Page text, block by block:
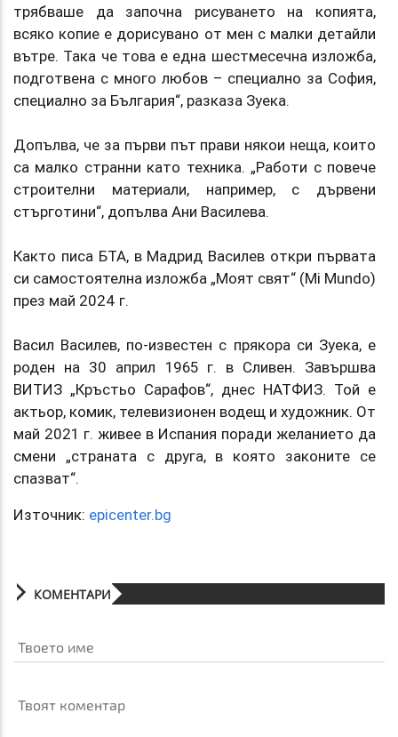
трябваше да започна рисуването на копията,
всяко копие е дорисувано от мен с малки детайли
вътре. Така че това е една шестмесечна изложба,
подготвена с много любов – специално за София,
специално за България“, разказа Зуека.
Допълва, че за първи път прави някои неща, които
са малко странни като техника. „Работи с повече
строителни материали, например, с дървени
стърготини“, допълва Ани Василева.
Както писа БТА, в Мадрид Василев откри първата
си самостоятелна изложба „Моят свят“ (Mi Mundo)
през май 2024 г.
Васил Василев, по-известен с прякора си Зуека, е
роден на 30 април 1965 г. в Сливен. Завършва
ВИТИЗ „Кръстьо Сарафов“, днес НАТФИЗ. Той е
актьор, комик, телевизионен водещ и художник. От
май 2021 г. живее в Испания поради желанието да
смени „страната с друга, в която законите се
спазват“.
Източник: epicenter.bg
КОМЕНТАРИ
Твоето име
Твоят коментар